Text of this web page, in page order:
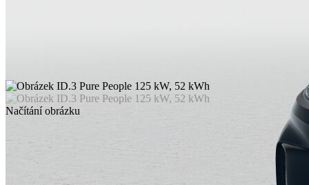
Načítání obrázku